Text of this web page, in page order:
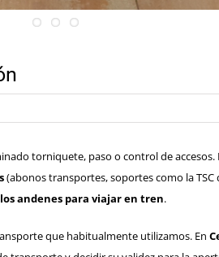
torniquete, paso o control de accesos.
(abonos transportes, soportes como la
andenes para viajar en tren.
que habitualmente utilizamos. En